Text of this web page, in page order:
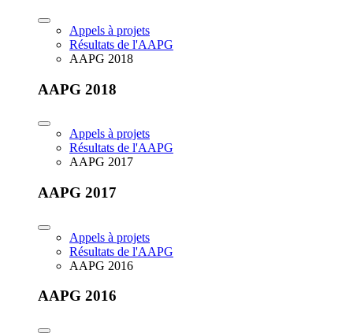
Appels à projets
Résultats de l'AAPG
AAPG 2018
AAPG 2018
Appels à projets
Résultats de l'AAPG
AAPG 2017
AAPG 2017
Appels à projets
Résultats de l'AAPG
AAPG 2016
AAPG 2016